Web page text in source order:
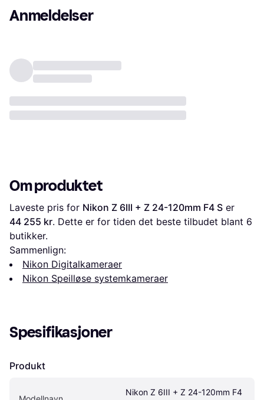
Anmeldelser
Om produktet
Laveste pris for Nikon Z 6III + Z 24-120mm F4 S
44 255 kr. Dette er for tiden det beste tilbudet blant 6
butikker.
Sammenlign:
Nikon Digitalkameraer
Nikon Speilløse systemkameraer
Spesifikasjoner
Produkt
Nikon Z 6III + Z 24-120mm F4